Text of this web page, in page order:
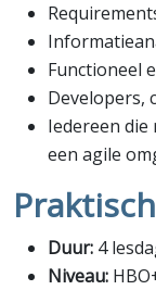
Functioneel
Developers,
Iedereen
een agile
Duur: 4
Niveau: